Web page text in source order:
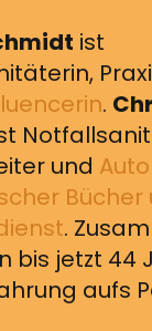
ist
.
und
Bücher
.
bis jetzt 44
aufs